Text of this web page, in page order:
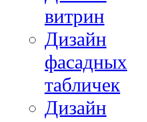
витрин
Дизайн
фасадных
табличек
Дизайн